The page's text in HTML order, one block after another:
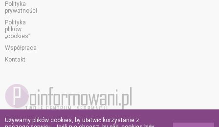
Polityka
prywatności
Polityka
plików
„cookies”
Współpraca
Kontakt
© 2026 poinformowani.pl.
Używamy plików cookies, by ułatwić korzystanie z